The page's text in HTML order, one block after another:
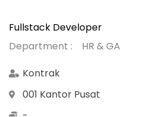
Fullstack Developer
Department :
HR & GA
Kontrak
001 Kantor Pusat